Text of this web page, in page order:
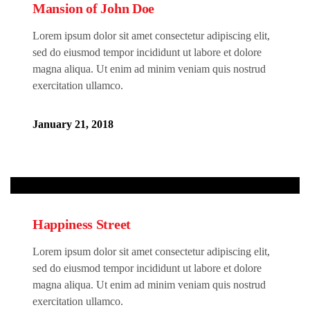
Mansion of John Doe
Lorem ipsum dolor sit amet consectetur adipiscing elit,
sed do eiusmod tempor incididunt ut labore et dolore
magna aliqua. Ut enim ad minim veniam quis nostrud
exercitation ullamco.
January 21, 2018
Happiness Street
Lorem ipsum dolor sit amet consectetur adipiscing elit,
sed do eiusmod tempor incididunt ut labore et dolore
magna aliqua. Ut enim ad minim veniam quis nostrud
exercitation ullamco.